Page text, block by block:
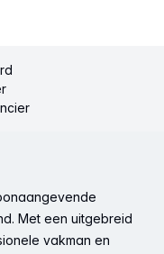
Met een uitgebreid
vakman en